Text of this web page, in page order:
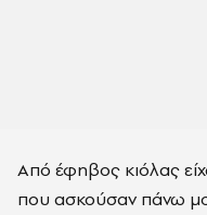
Από έφηβος κιόλας
που ασκούσαν πάνω